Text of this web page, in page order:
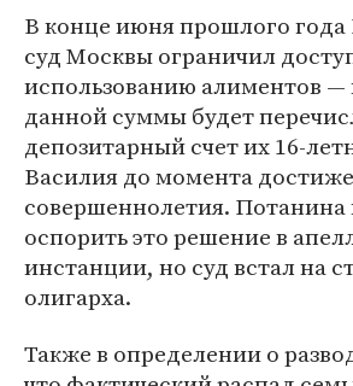
В конце июня прошлого
суд Москвы ограничил
использованию алиментов —
данной суммы будет
депозитарный счет их 16-
Василия до момента
совершеннолетия. Потанина
оспорить это решение в
инстанции, но суд встал на
олигарха.
Также в определении о